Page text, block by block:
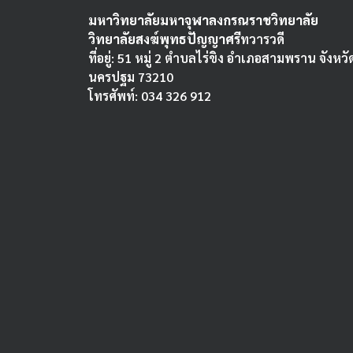
มหาวิทยาลัยมหาจุฬาลงกรณราชวิทยาลัย
วิทยาลัยสงฆ์พุทธปัญญาศรีทวารวดี
ที่อยู่: 51 หมู่ 2 ตำบลไร่ขิง อำเภอสามพราน จังหวั
นครปฐม 73210
โทรศัพท์: 034 326 912